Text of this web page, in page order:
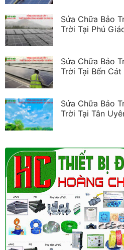
Sửa Chữa Bảo
Trời Tại Phú
Sửa Chữa Bảo
Trời Tại Bến Cát
Sửa Chữa Bảo
Trời Tại Tân